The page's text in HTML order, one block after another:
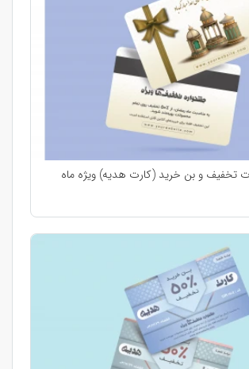
تخفیف و بن خرید (کارت هدیه) ویژه ماه